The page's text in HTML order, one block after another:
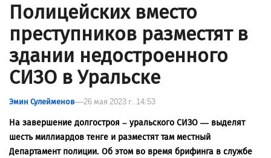
Полицейских вместо
преступников разместят в
здании недостроенного
СИЗО в Уральске
Эмин Сулейменов 26 мая 2023 г. 14:53
На завершение долгостроя – уральского СИЗО — выделят
шесть миллиардов тенге и разместят там местный
Департамент полиции. Об этом во время брифинга в службе